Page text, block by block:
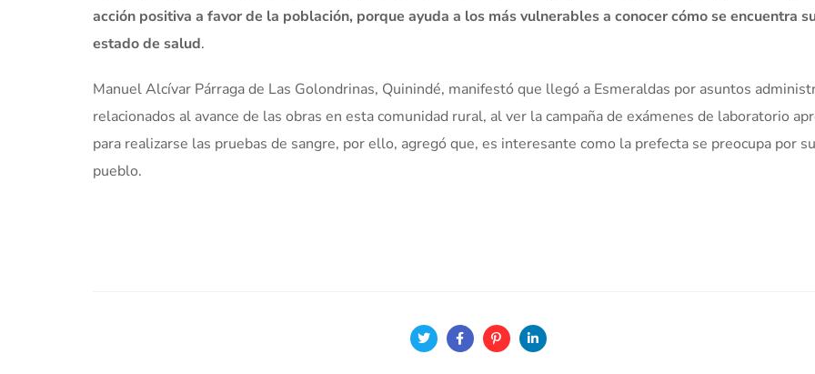
acción positiva a favor de la población, porque ayuda a los más vulnerables a conocer cómo se encuentra
estado de salud.
Manuel Alcívar Párraga de Las Golondrinas, Quinindé, manifestó que llegó a Esmeraldas por asuntos
relacionados al avance de las obras en esta comunidad rural, al ver la campaña de exámenes de laboratorio
para realizarse las pruebas de sangre, por ello, agregó que, es interesante como la prefecta se preocupa por su
pueblo.